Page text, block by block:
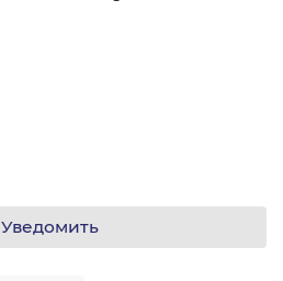
Уведомить